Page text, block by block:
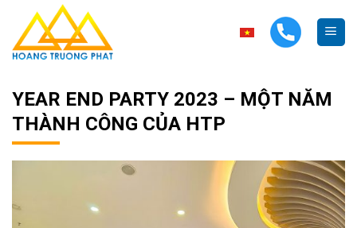
content
YEAR END PARTY 2023 – MỘT NĂM
THÀNH CÔNG CỦA HTP